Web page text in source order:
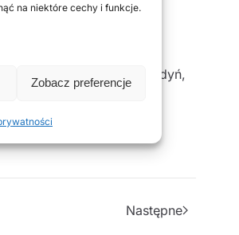
na niektóre cechy i funkcje.
Zobacz preferencje
Korablewie, KGW w
Pamapol, kół gospodyń,
obecność i wspólne
i buduje wspólnotę.
Następne